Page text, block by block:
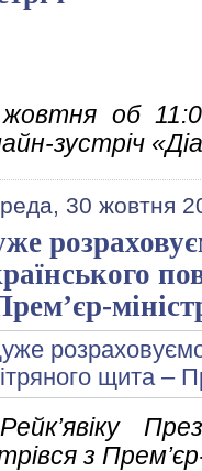
об
зустріч
30 жовтня
з